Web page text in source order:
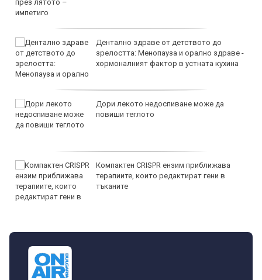
Дентално здраве от детството до
зрелостта: Менопауза и орално здраве -
хормоналният фактор в устната кухина
Дори лекото недоспиване може да
повиши теглото
Компактен CRISPR ензим приближава
терапиите, които редактират гени в
тъканите